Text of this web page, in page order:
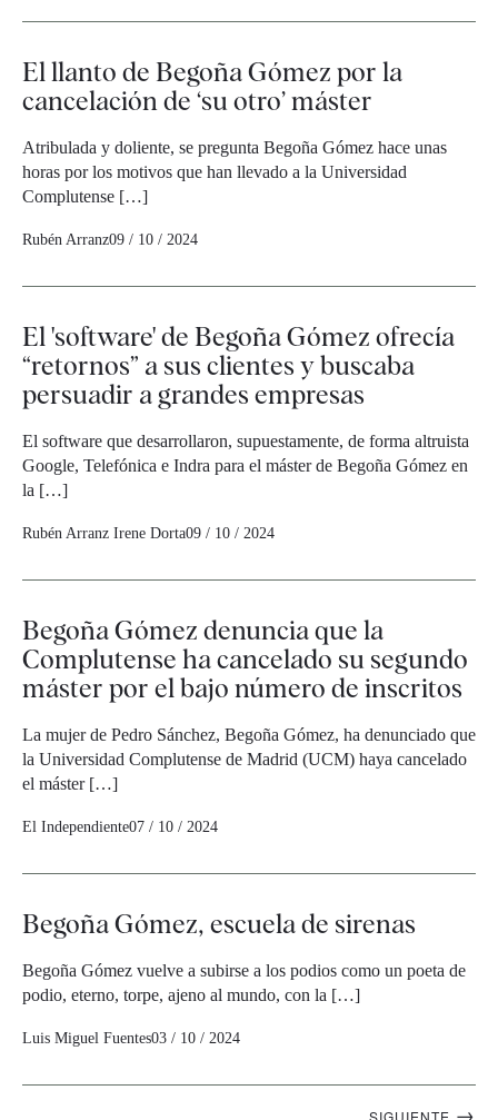
El llanto de Begoña Gómez por la
cancelación de ‘su otro’ máster
Atribulada y doliente, se pregunta Begoña Gómez hace unas
horas por los motivos que han llevado a la Universidad
Complutense […]
Rubén Arranz09 / 10 / 2024
El 'software' de Begoña Gómez ofrecía
“retornos” a sus clientes y buscaba
persuadir a grandes empresas
El software que desarrollaron, supuestamente, de forma altruista
Google, Telefónica e Indra para el máster de Begoña Gómez en
la […]
Rubén Arranz Irene Dorta09 / 10 / 2024
Begoña Gómez denuncia que la
Complutense ha cancelado su segundo
máster por el bajo número de inscritos
La mujer de Pedro Sánchez, Begoña Gómez, ha denunciado que
la Universidad Complutense de Madrid (UCM) haya cancelado
el máster […]
El Independiente07 / 10 / 2024
Begoña Gómez, escuela de sirenas
Begoña Gómez vuelve a subirse a los podios como un poeta de
podio, eterno, torpe, ajeno al mundo, con la […]
Luis Miguel Fuentes03 / 10 / 2024
→